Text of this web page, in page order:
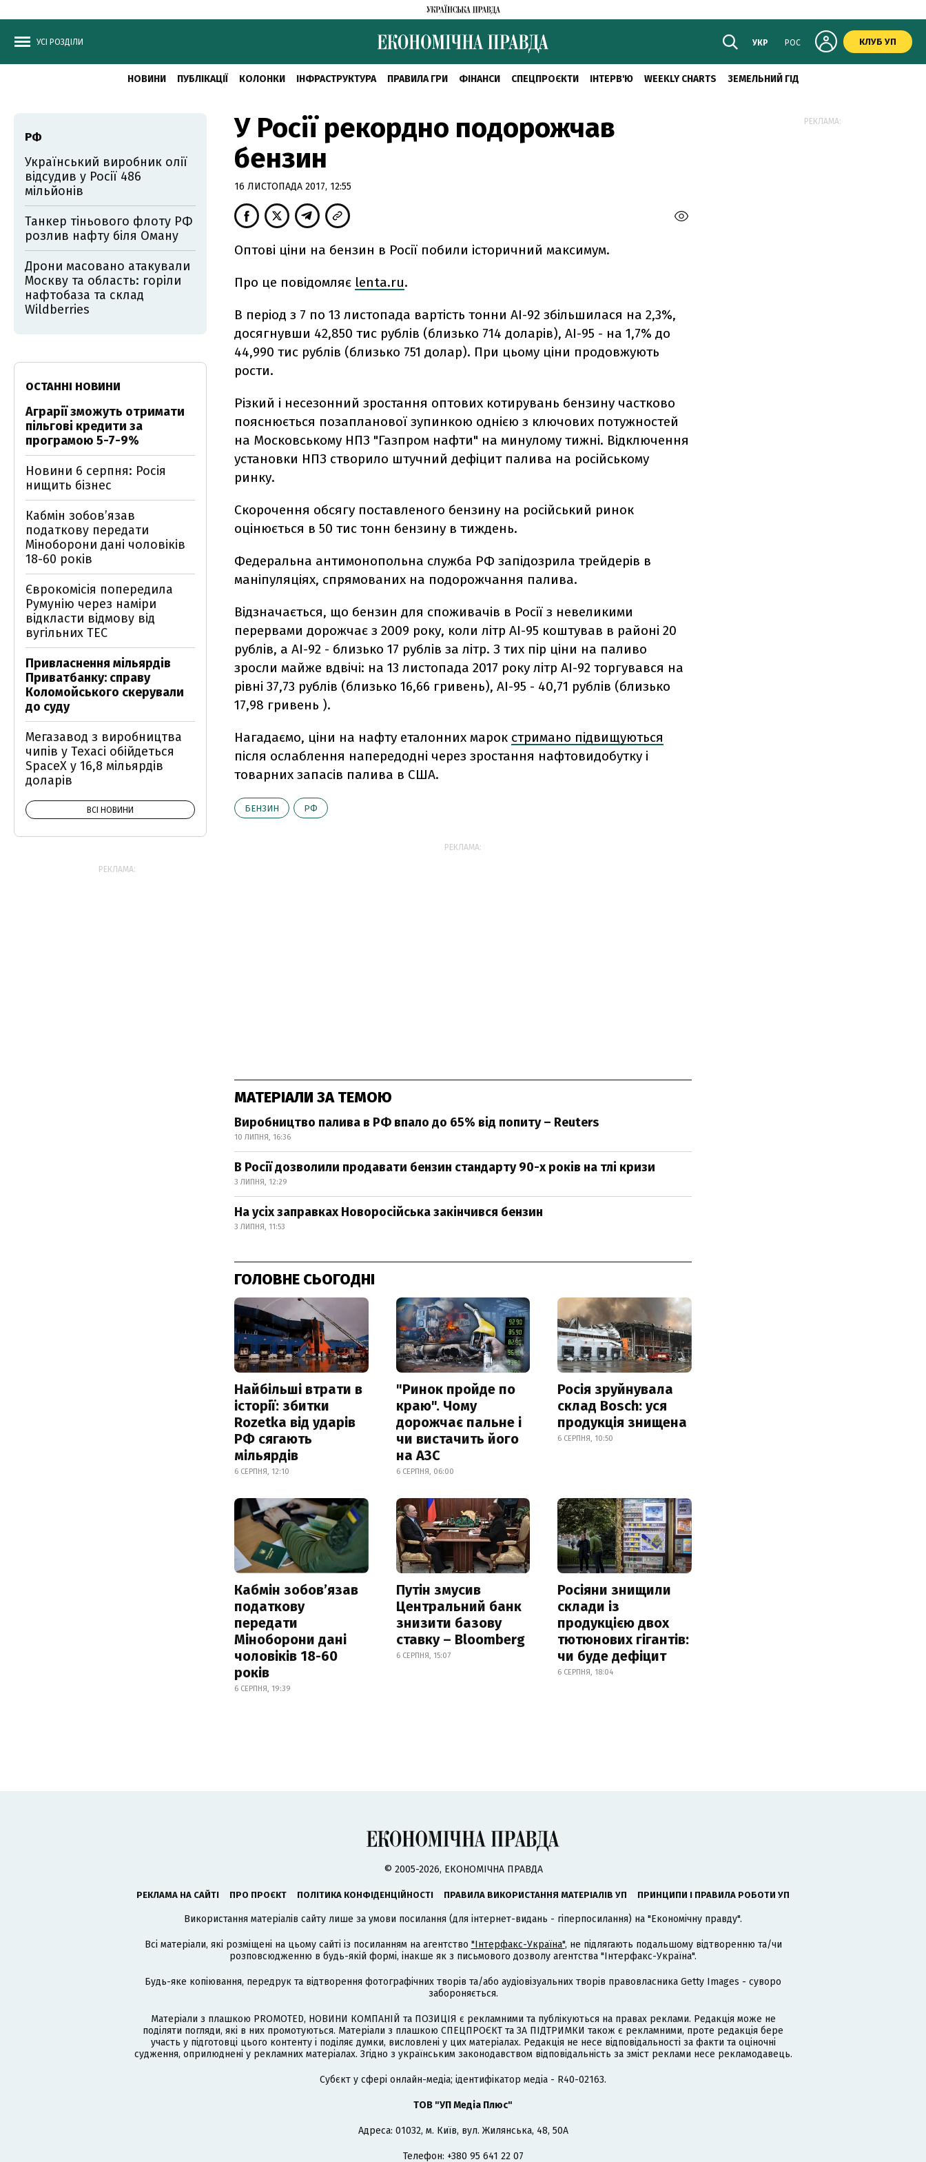
УСІ РОЗДІЛИ УКР РОС КЛУБ УП
НОВИНИ ПУБЛІКАЦІЇ КОЛОНКИ ІНФРАСТРУКТУРА ПРАВИЛА ГРИ ФІНАНСИ СПЕЦПРОЄКТИ ІНТЕРВ'Ю WEEKLY CHARTS ЗЕМЕЛЬНИЙ ГІД
У Росії рекордно подорожчав
бензин
16 ЛИСТОПАДА 2017, 12:55
Оптові ціни на бензин в Росії побили історичний максимум.
Про це повідомляє lenta.ru.
В період з 7 по 13 листопада вартість тонни АІ-92 збільшилася на 2,3%,
досягнувши 42,850 тис рублів (близько 714 доларів), АІ-95 - на 1,7% до
44,990 тис рублів (близько 751 долар). При цьому ціни продовжують
рости.
Різкий і несезонний зростання оптових котирувань бензину частково
пояснюється позапланової зупинкою однією з ключових потужностей
на Московському НПЗ "Газпром нафти" на минулому тижні. Відключення
установки НПЗ створило штучний дефіцит палива на російському
ринку.
Скорочення обсягу поставленого бензину на російський ринок
оцінюється в 50 тис тонн бензину в тиждень.
Федеральна антимонопольна служба РФ запідозрила трейдерів в
маніпуляціях, спрямованих на подорожчання палива.
Відзначається, що бензин для споживачів в Росії з невеликими
перервами дорожчає з 2009 року, коли літр АІ-95 коштував в районі 20
рублів, а АІ-92 - близько 17 рублів за літр. З тих пір ціни на паливо
зросли майже вдвічі: на 13 листопада 2017 року літр АІ-92 торгувався на
рівні 37,73 рублів (близько 16,66 гривень), АІ-95 - 40,71 рублів (близько
17,98 гривень ).
Нагадаємо, ціни на нафту еталонних марок стримано підвищуються
після ослаблення напередодні через зростання нафтовидобутку і
товарних запасів палива в США.
БЕНЗИН РФ
РЕКЛАМА:
МАТЕРІАЛИ ЗА ТЕМОЮ
Виробництво палива в РФ впало до 65% від попиту – Reuters
10 ЛИПНЯ, 16:36
В Росії дозволили продавати бензин стандарту 90-х років на тлі кризи
3 ЛИПНЯ, 12:29
На усіх заправках Новоросійська закінчився бензин
3 ЛИПНЯ, 11:53
ГОЛОВНЕ СЬОГОДНІ
Найбільші втрати в
історії: збитки
Rozetka від ударів
РФ сягають
мільярдів
6 СЕРПНЯ, 12:10
"Ринок пройде по
краю". Чому
дорожчає пальне і
чи вистачить його
на АЗС
6 СЕРПНЯ, 06:00
Росія зруйнувала
склад Bosch: уся
продукція знищена
6 СЕРПНЯ, 10:50
Кабмін зобовʼязав
податкову
передати
Міноборони дані
чоловіків 18-60
років
6 СЕРПНЯ, 19:39
Путін змусив
Центральний банк
знизити базову
ставку – Bloomberg
6 СЕРПНЯ, 15:07
Росіяни знищили
склади із
продукцією двох
тютюнових гігантів:
чи буде дефіцит
6 СЕРПНЯ, 18:04
РФ
Український виробник олії
відсудив у Росії 486
мільйонів
Танкер тіньового флоту РФ
розлив нафту біля Оману
Дрони масовано атакували
Москву та область: горіли
нафтобаза та склад
Wildberries
ОСТАННІ НОВИНИ
Аграрії зможуть отримати
пільгові кредити за
програмою 5-7-9%
Новини 6 серпня: Росія
нищить бізнес
Кабмін зобовʼязав
податкову передати
Міноборони дані чоловіків
18-60 років
Єврокомісія попередила
Румунію через наміри
відкласти відмову від
вугільних ТЕС
Привласнення мільярдів
Приватбанку: справу
Коломойського скерували
до суду
Мегазавод з виробництва
чипів у Техасі обійдеться
SpaceX у 16,8 мільярдів
доларів
ВСІ НОВИНИ
РЕКЛАМА:
РЕКЛАМА:
© 2005-2026, ЕКОНОМІЧНА ПРАВДА
РЕКЛАМА НА САЙТІ ПРО ПРОЄКТ ПОЛІТИКА КОНФІДЕНЦІЙНОСТІ ПРАВИЛА ВИКОРИСТАННЯ МАТЕРІАЛІВ УП ПРИНЦИПИ І ПРАВИЛА РОБОТИ УП
Використання матеріалів сайту лише за умови посилання (для інтернет-видань - гіперпосилання) на "Економічну правду".
Всі матеріали, які розміщені на цьому сайті із посиланням на агентство "Інтерфакс-Україна", не підлягають подальшому відтворенню та/чи
розповсюдженню в будь-якій формі, інакше як з письмового дозволу агентства "Інтерфакс-Україна".
Будь-яке копіювання, передрук та відтворення фотографічних творів та/або аудіовізуальних творів правовласника Getty Images - суворо
забороняється.
Матеріали з плашкою PROMOTED, НОВИНИ КОМПАНІЙ та ПОЗИЦІЯ є рекламними та публікуються на правах реклами. Редакція може не
поділяти погляди, які в них промотуються. Матеріали з плашкою СПЕЦПРОЄКТ та ЗА ПІДТРИМКИ також є рекламними, проте редакція бере
участь у підготовці цього контенту і поділяє думки, висловлені у цих матеріалах. Редакція не несе відповідальності за факти та оціночні
судження, оприлюднені у рекламних матеріалах. Згідно з українським законодавством відповідальність за зміст реклами несе рекламодавець.
Cубєкт у сфері онлайн-медіа; ідентифікатор медіа - R40-02163.
ТОВ "УП Медіа Плюс"
Адреса: 01032, м. Київ, вул. Жилянська, 48, 50А
Телефон: +380 95 641 22 07